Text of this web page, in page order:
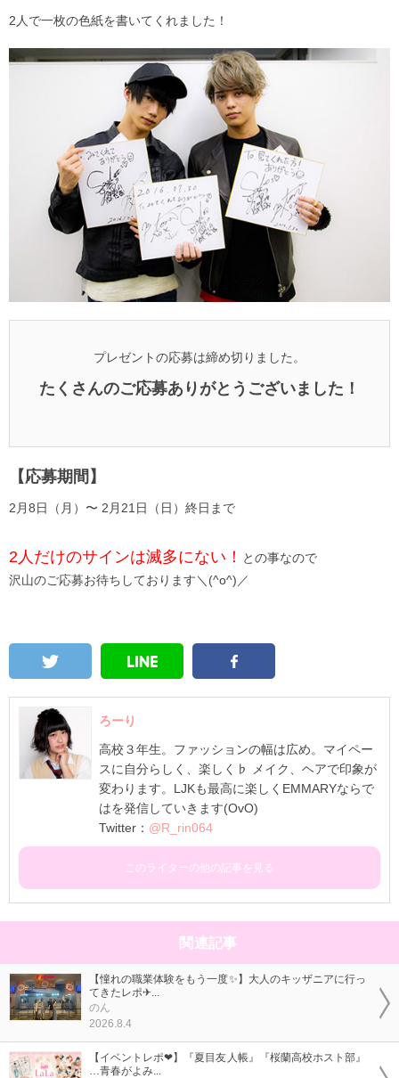
2人で一枚の色紙を書いてくれました！
プレゼントの応募は締め切りました。
たくさんのご応募ありがとうございました！
【応募期間】
2月8日（月）〜 2月21日（日）終日まで
2人だけのサインは滅多にない！
との事なので
沢山のご応募お待ちしております＼(^o^)／
ろーり
高校３年生。ファッションの幅は広め。マイペー
スに自分らしく、楽しく♭ メイク、ヘアで印象が
変わります。LJKも最高に楽しくEMMARYならで
はを発信していきます(OvO)
Twitter： @R_rin064
このライターの他の記事を見る
関連記事
【憧れの職業体験をもう一度✨】大人のキッザニアに行っ
てきたレポ✈...
のん
2026.8.4
【イベントレポ❤】『夏目友人帳』『桜蘭高校ホスト部』
…青春がよみ...